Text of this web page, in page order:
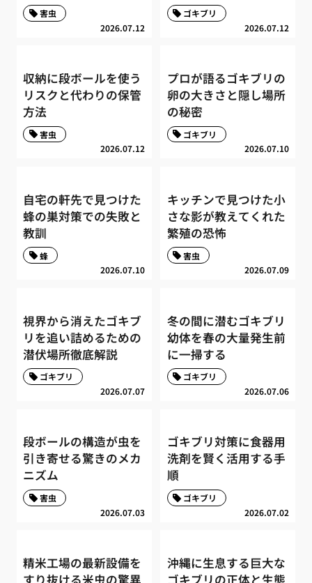
2026.07.12
害虫
2026.07.12
ゴキブリ
収納に段ボールを使う
リスクと代わりの保管
方法
2026.07.12
害虫
プロが語るゴキブリの
卵の大きさと隠し場所
の秘密
2026.07.10
ゴキブリ
自宅の軒先で見つけた
蜂の巣対策での失敗と
教訓
2026.07.10
蜂
キッチンで見つけた小
さな影が教えてくれた
繁殖の恐怖
2026.07.09
害虫
視界から消えたゴキブ
リを追い詰めるための
潜伏場所徹底解説
2026.07.07
ゴキブリ
冬の間に潜むゴキブリ
幼体を春の大量発生前
に一掃する
2026.07.06
ゴキブリ
段ボールの構造が虫を
引き寄せる驚きのメカ
ニズム
2026.07.03
害虫
ゴキブリ対策に食器用
洗剤を賢く活用する手
順
2026.07.02
ゴキブリ
精米工場の最新設備を
すり抜ける米虫の驚異
沖縄に生息する巨大な
ゴキブリの正体と生態